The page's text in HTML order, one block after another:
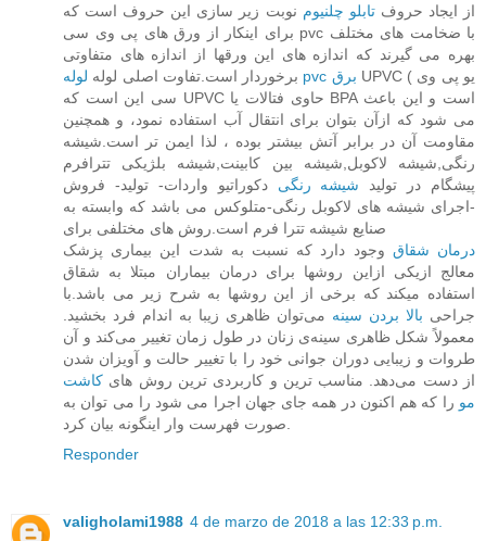
از ایجاد حروفتابلو چلنیوم نوبت زیر سازی این حروف است که
برای اینکار از ورق های پی وی سی pvc با ضخامت های مختلف
بهره می گیرند که اندازه های این ورقها از اندازه های متفاوتی
برخوردار است.تفاوت اصلی لوله
لوله pvc برق UPVC ( یو پی وی
سی این است که UPVC حاوی فتالات یا BPA است و این باعث
می شود که ازآن بتوان برای انتقال آب استفاده نمود، و همچنین
مقاومت آن در برابر آتش بیشتر بوده ، لذا ایمن تر است.شیشه
رنگی,شیشه لاکوبل,شیشه بین کابینت,شیشه بلژیکی تترافرم
پیشگام در تولید شیشه رنگی دکوراتیو واردات- تولید- فروش
-اجرای شیشه های لاکوبل رنگی-متلوکس می باشد که وابسته به
صنایع شیشه تترا فرم است.روش های مختلفی برای
درمان شقاق وجود دارد که نسبت به شدت این بیماری پزشک
معالج ازیکی ازاین روشها برای درمان بیماران مبتلا به شقاق
استفاده میکند که برخی از این روشها به شرح زیر می باشد.با
جراحی بالا بردن سینه می‌توان ظاهری زیبا به اندام فرد بخشید.
معمولاً شکل ظاهری سینه‌ی زنان در طول زمان تغییر می‌کند و آن
طروات و زیبایی دوران جوانی خود را با تغییر حالت و آویزان شدن
از دست می‌دهد. مناسب ترین و کاربردی ترین روش های کاشت
مو را که هم اکنون در همه جای جهان اجرا می شود را می توان به
صورت فهرست وار اینگونه بیان کرد.
Responder
valigholami1988 4 de marzo de 2018 a las 12:33 p.m.